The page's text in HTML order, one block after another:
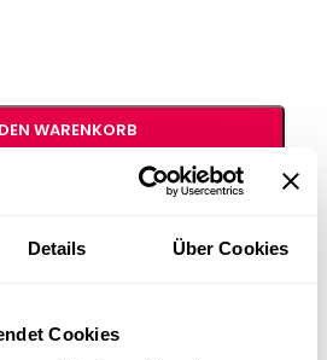
Details Über Cookies
Cookies
WARENKORB
anfordern